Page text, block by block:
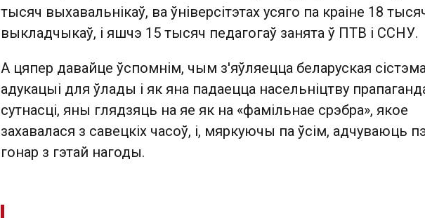
тысяч выхавальнікаў, ва ўніверсітэтах усяго па краіне 18
выкладчыкаў, і яшчэ 15 тысяч педагогаў занята ў ПТВ і ССНУ.
А цяпер давайце ўспомнім, чым з'яўляецца беларуская
адукацыі для ўлады і як яна падаецца насельніцтву
сутнасці, яны глядзяць на яе як на «фамільнае срэбра», якое
захавалася з савецкіх часоў, і, мяркуючы па ўсім, адчуваюць
гонар з гэтай нагоды.